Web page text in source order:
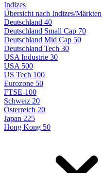
Indizes
Übersicht nach Indizes/Märkten
Deutschland 40
Deutschland Small Cap 70
Deutschland Mid Cap 50
Deutschland Tech 30
USA Industrie 30
USA 500
US Tech 100
Eurozone 50
FTSE-100
Schweiz 20
Österreich 20
Japan 225
Hong Kong 50